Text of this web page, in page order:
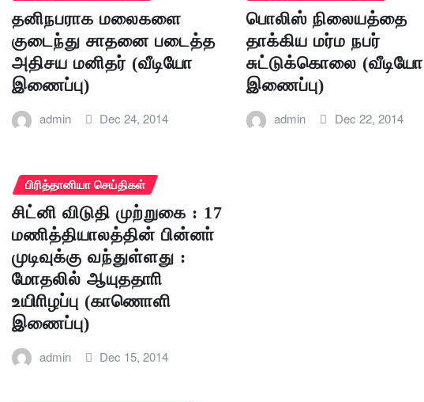
தனிநபராக மலைகளை
குடைந்து சாதனை படைத்த
அதிசய மனிதர் (வீடியோ
இணைப்பு)
admin Dec 24, 2014
பொலிஸ் நிலையத்தை
தாக்கிய மர்ம நபர்
சுட்டுக்கொலை (வீடியோ
இணைப்பு)
admin Dec 22, 2014
பிரித்தானியா செய்திகள்
சிட்னி விடுதி முற்றுகை : 17
மணித்தியாலத்தின் பின்னா்
முடிவுக்கு வந்துள்ளது :
மோதலில் ஆயுததாாி
உயிாிழப்பு (காணொளி
இணைப்பு)
admin Dec 15, 2014